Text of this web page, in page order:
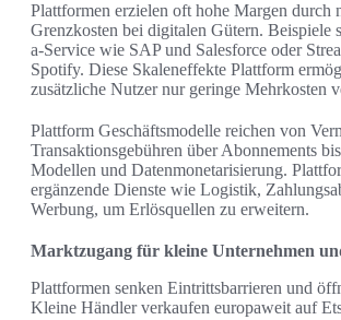
Plattformen erzielen oft hohe Margen durch
Grenzkosten bei digitalen Gütern. Beispiele
a-Service wie SAP und Salesforce oder
Spotify. Diese Skaleneffekte Plattform
zusätzliche Nutzer nur geringe Mehrkosten
Plattform Geschäftsmodelle reichen von
Transaktionsgebühren über Abonnements
Modellen und Datenmonetarisierung.
ergänzende Dienste wie Logistik,
Werbung, um Erlösquellen zu erweitern.
Marktzugang für kleine Unternehmen
Plattformen senken Eintrittsbarrieren und
Kleine Händler verkaufen europaweit auf